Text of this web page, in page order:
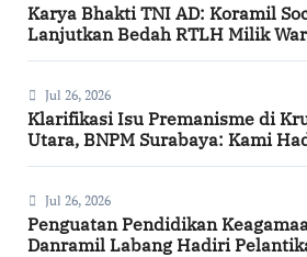
Karya Bhakti TNI AD: Koramil
Lanjutkan Bedah RTLH Milik
Jul 26, 2026
Klarifikasi Isu Premanisme di
Utara, BNPM Surabaya: Kami
Jul 26, 2026
Penguatan Pendidikan
Danramil Labang Hadiri